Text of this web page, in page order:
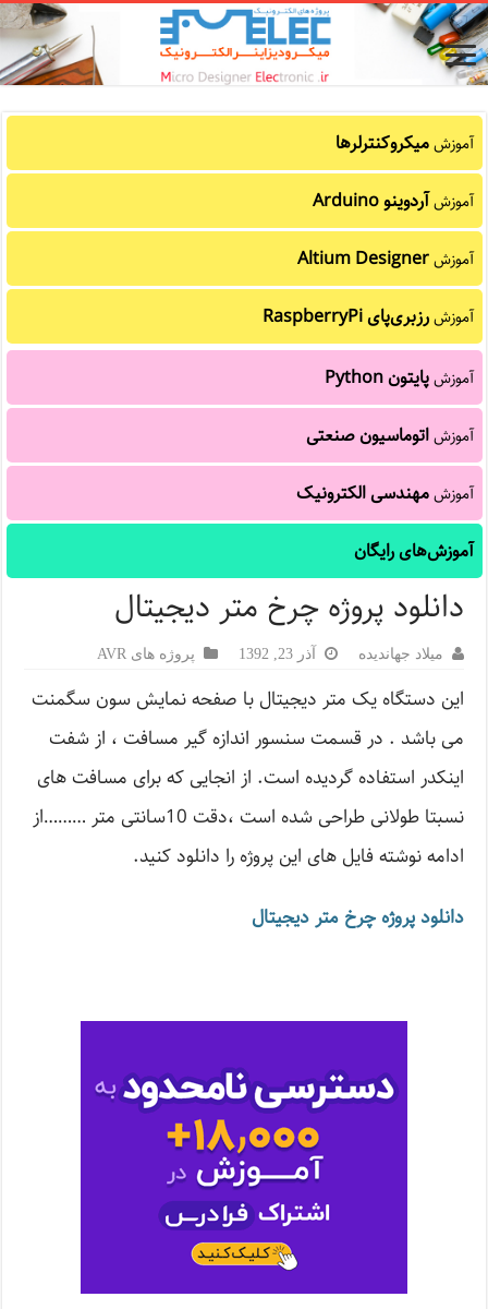
آموزشمیکروکنترلرها
آموزشآردوینو Arduino
آموزشAltium Designer
آموزشرزبری‌پای RaspberryPi
آموزشپایتون Python
آموزشاتوماسیون صنعتی
آموزشمهندسی الکترونیک
آموزش‌های رایگان
دانلود پروژه چرخ متر دیجیتال
میلاد جهاندیده آذر 23, 1392 پروژه های AVR
این دستگاه یک متر دیجیتال با صفحه نمایش سون سگمنت
می باشد . در قسمت سنسور اندازه گیر مسافت ، از شفت
اینکدر استفاده گردیده است. از انجایی که برای مسافت های
نسبتا طولانی طراحی شده است ،دقت 10سانتی متر ………از
ادامه نوشته فایل های این پروژه را دانلود کنید.
دانلود پروژه چرخ متر دیجیتال